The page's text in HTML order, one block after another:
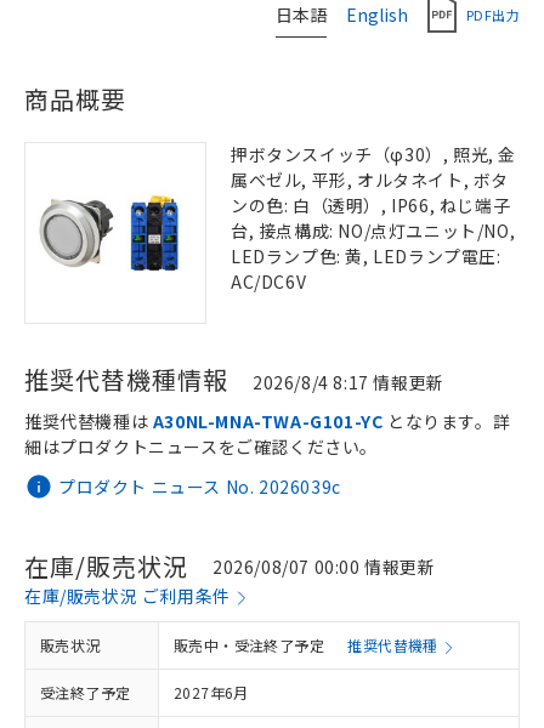
日本語 English PDF出力
商品概要
押ボタンスイッチ（φ30）, 照光, 金
属ベゼル, 平形, オルタネイト, ボタ
ンの色: 白（透明）, IP66, ねじ端子
台, 接点構成: NO/点灯ユニット/NO,
LEDランプ色: 黄, LEDランプ電圧:
AC/DC6V
推奨代替機種情報 2026/8/4 8:17 情報更新
プロダクト ニュース No. 2026039c
推奨代替機種は A30NL-MNA-TWA-G101-YC となります。詳
細はプロダクトニュースをご確認ください。
在庫/販売状況
2026/08/07 00:00 情報更新
在庫/販売状況 ご利用条件
販売状況 販売中・受注終了予定 推奨代替機種
受注終了予定 2027年6月